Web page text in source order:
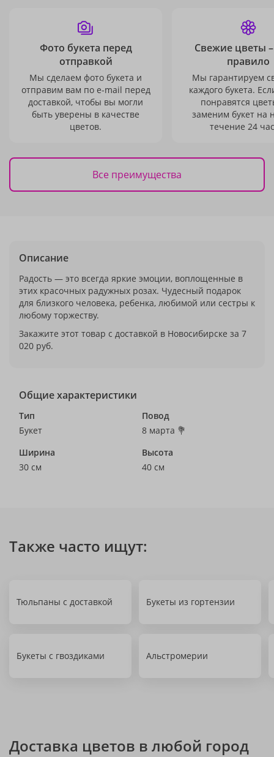
Фото букета перед
отправкой
Мы сделаем фото букета и
отправим вам по e-mail перед
доставкой, чтобы вы могли
быть уверены в качестве
цветов.
Свежие цветы
правило
Мы гарантируем
каждого букета.
понравятся
заменим букет на
течение 24
Все преимущества
Описание
Радость — это всегда яркие эмоции, воплощенные в
этих красочных радужных розах. Чудесный подарок
для близкого человека, ребенка, любимой или сестры к
любому торжеству.
Закажите этот товар с доставкой в Новосибирске за 7
020 руб.
Общие характеристики
Тип
Букет
Повод
8 марта 💐
Ширина
30 см
Высота
40 см
Также часто ищут:
Тюльпаны с доставкой Букеты из гортензии
Букеты с гвоздиками Альстромерии
Доставка цветов в любой город